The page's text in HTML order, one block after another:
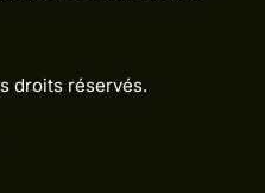
droits réservés.